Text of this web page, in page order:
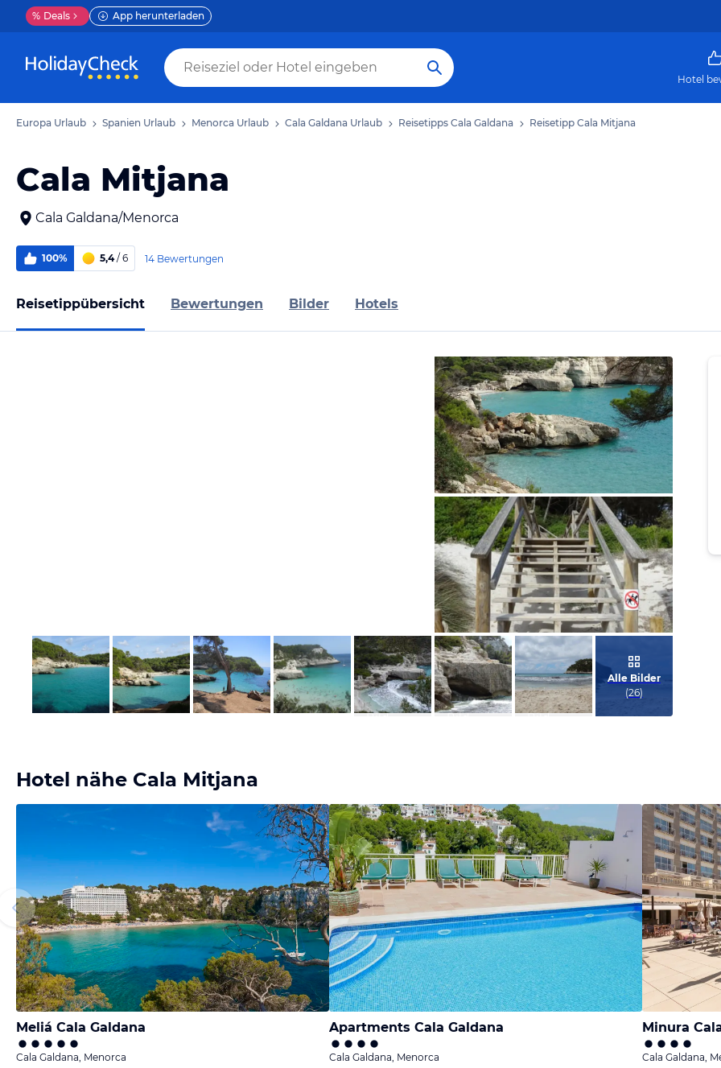
% Deals App herunterladen
Hotel
Europa Urlaub Spanien Urlaub Menorca Urlaub Cala Galdana Urlaub Reisetipps Cala Galdana Reisetipp Cala Mitjana
Cala Mitjana
Cala Galdana/Menorca
100% 5,4/ 6 14 Bewertungen
Reisetippübersicht Bewertungen Bilder Hotels
Bild melden
von Claudia
Bild melden
von Claudia
Bild melden
von Claudia
Bild
Bild
Bild
Alle Bilder
(26)
Hotel nähe Cala Mitjana
Meliá Cala Galdana
Cala Galdana, Menorca
Apartments Cala Galdana
Cala Galdana, Menorca
Cala Galdana,